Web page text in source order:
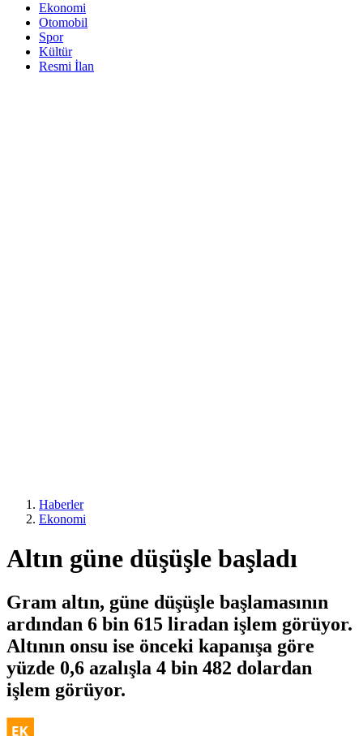
Ekonomi
Otomobil
Spor
Kültür
Resmi İlan
Haberler
Ekonomi
Altın güne düşüşle başladı
Gram altın, güne düşüşle başlamasının
ardından 6 bin 615 liradan işlem görüyor.
Altının onsu ise önceki kapanışa göre
yüzde 0,6 azalışla 4 bin 482 dolardan
işlem görüyor.